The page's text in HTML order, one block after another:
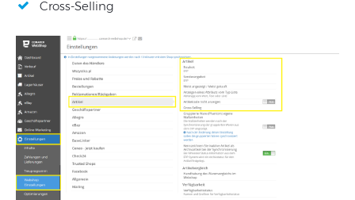
Cross-Selling